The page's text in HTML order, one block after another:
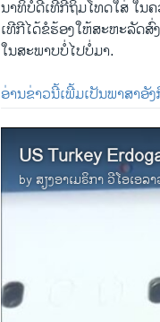
ນາທິບໍດີເທີ​ກີຖິ້ມ​ໂທດ​ໃສ່ ​ໃນ​
ເທີ​ກີ​ໄດ້​ຂໍ​ຮ້ອງ​ໃຫ້​ສະຫະລັດ​ສົ່
ໃນ​ສະພາບບໍ່​ໄປ​ບໍ່​ມາ.
ອ່ານຂ່າວນີ້ເພີ້ມເປັນພາສາອັ
US Turkey
by ສຽງອາເມຣິກາ ວີໂອເອລ